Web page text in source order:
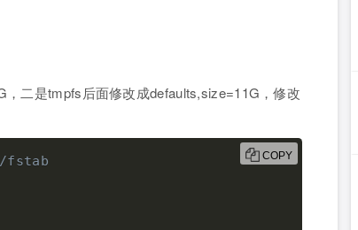
二是tmpfs后面修改成defaults,size=11G，修改
fstab COPY